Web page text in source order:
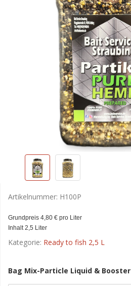
Artikelnummer: H100P
Grundpreis 4,80 € pro Liter
Inhalt 2,5 Liter
Kategorie: Ready to fish 2,5 L
Bag Mix-Particle Liquid & Booster